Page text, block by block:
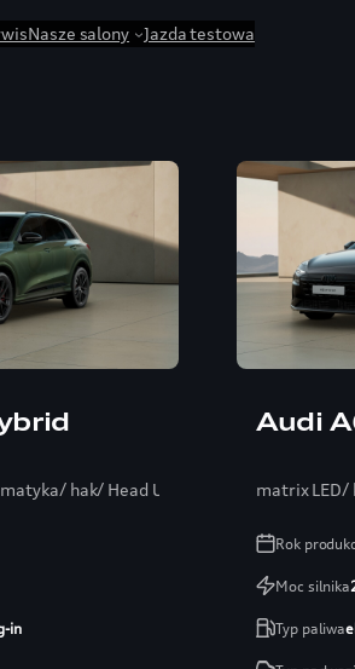
Nasze salony Jazda testowa
hak/ Head Up/ Bang/ ambientePRO
in
Audi
matrix
Rok
Moc silnika
Typ paliwa